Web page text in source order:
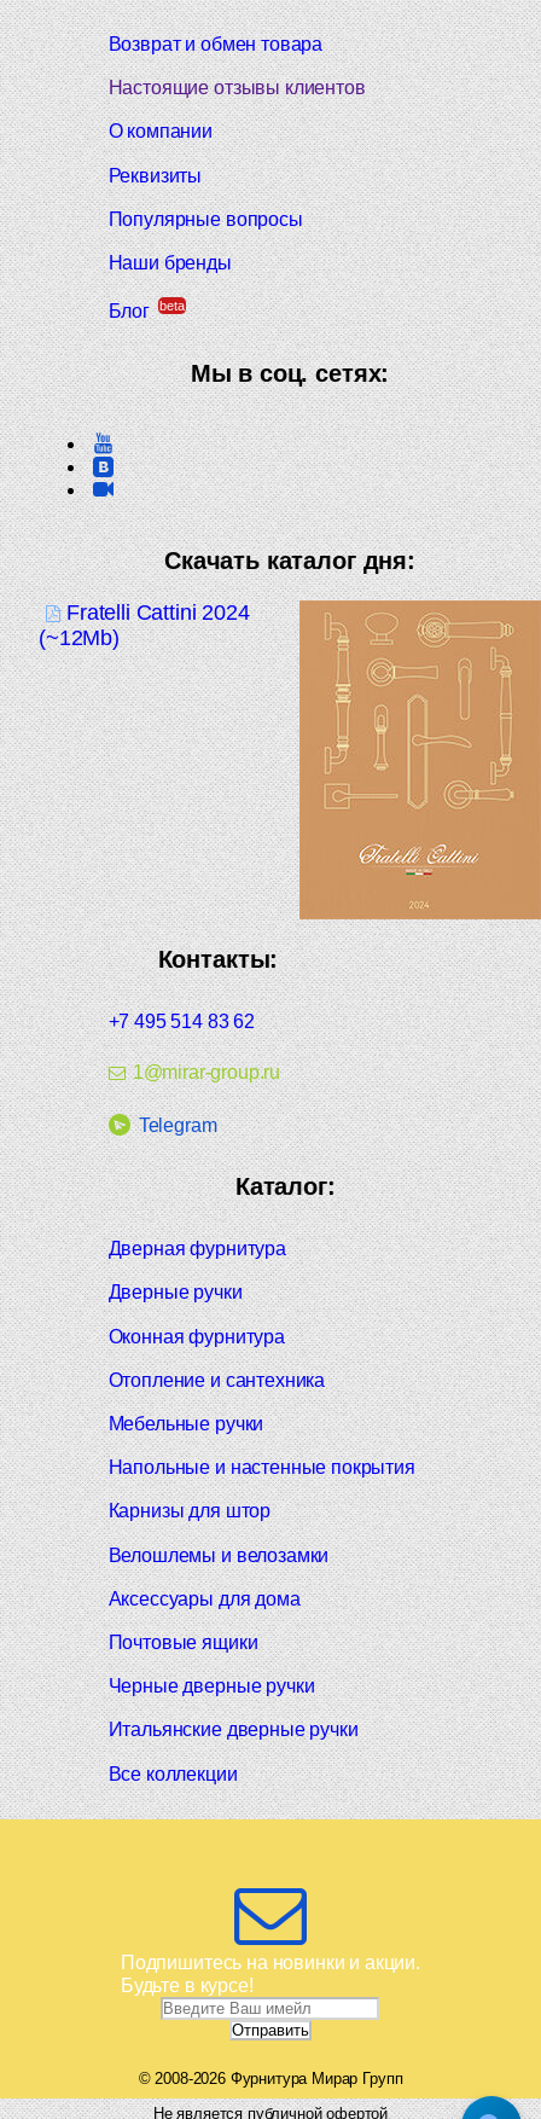
Возврат и обмен товара
Настоящие отзывы клиентов
О компании
Реквизиты
Популярные вопросы
Наши бренды
Блог beta
Мы в соц. сетях:
Скачать каталог дня:
Fratelli Cattini 2024
(~12Mb)
Контакты:
+7 495 514 83 62
1@mirar-group.ru
Telegram
Каталог:
Дверная фурнитура
Дверные ручки
Оконная фурнитура
Отопление и сантехника
Мебельные ручки
Напольные и настенные покрытия
Карнизы для штор
Велошлемы и велозамки
Аксессуары для дома
Почтовые ящики
Черные дверные ручки
Итальянские дверные ручки
Все коллекции
Подпишитесь на новинки и акции.
Будьте в курсе!
© 2008-2026 Фурнитура Мирар Групп
Не является публичной офертой